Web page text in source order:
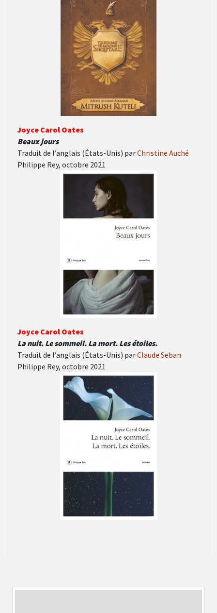
Joyce Carol Oates
Beaux jours
Traduit de l’anglais (États-Unis) parChristine Auché
Philippe Rey, octobre 2021
Joyce Carol Oates
La nuit. Le sommeil. La mort. Les étoiles.
Traduit de l’anglais (États-Unis) parClaude Seban
Philippe Rey, octobre 2021